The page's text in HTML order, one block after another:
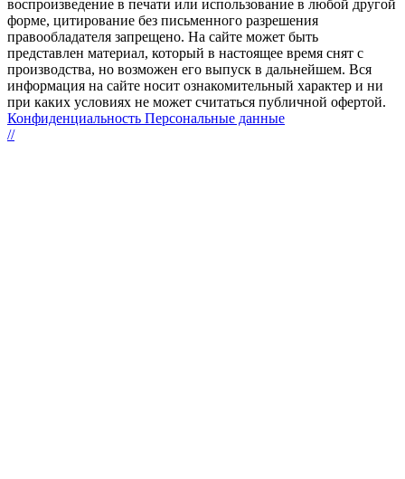
воспроизведение в печати или использование в любой другой
форме, цитирование без письменного разрешения
правообладателя запрещено. На сайте может быть
представлен материал, который в настоящее время снят с
производства, но возможен его выпуск в дальнейшем. Вся
информация на сайте носит ознакомительный характер и ни
при каких условиях не может считаться публичной офертой.
Конфиденциальность Персональные данные
//